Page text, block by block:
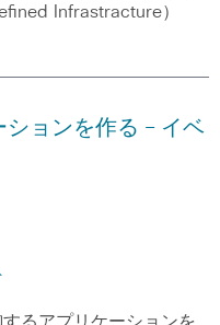
Infrastracture）
ョンを作る – イベ